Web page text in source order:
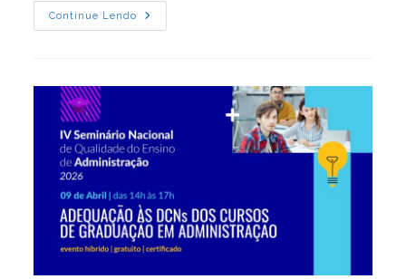
Continue Lendo
CRA-
ES
Modernização
Sede